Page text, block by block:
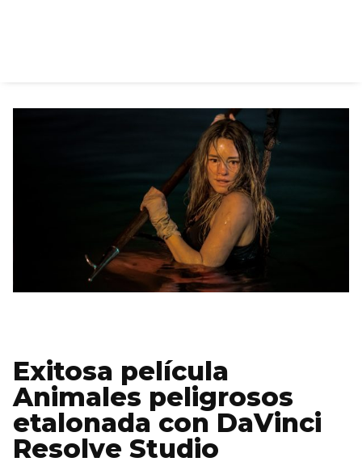
Exitosa película
Animales peligrosos
etalonada con DaVinci
Resolve Studio